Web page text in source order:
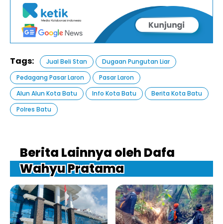
Tags: Jual Beli Stan
Dugaan Pungutan Liar
Pedagang Pasar Laron
Pasar Laron
Alun Alun Kota Batu
Info Kota Batu
Berita Kota Batu
Polres Batu
Berita Lainnya oleh Dafa
Wahyu Pratama